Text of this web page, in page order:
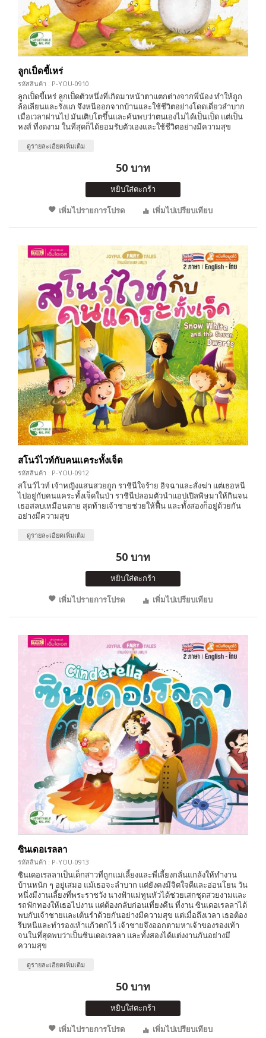
ลูกเป็ดขี้เหร่
รหัสสินค้า : P-YOU-0910
ลูกเป็ดขี้เหร่ ลูกเป็ดตัวหนึ่งที่เกิดมาหน้าตาแตกต่างจากพี่น้อง ทำให้ถูก
ล้อเลียนและรังแก จึงหนีออกจากบ้านและใช้ชีวิตอย่างโดดเดี่ยวลำบาก
เมื่อเวลาผ่านไป มันเติบโตขึ้นและค้นพบว่าตนเองไม่ได้เป็นเป็ด แต่เป็น
หงส์ ที่งดงาม ในที่สุดก็ได้ยอมรับตัวเองและใช้ชีวิตอย่างมีความสุข
ดูรายละเอียดเพิ่มเติม
50 บาท
หยิบใส่ตะกร้า
เพิ่มไปรายการโปรด
เพิ่มไปเปรียบเทียบ
สโนว์ไวท์กับคนแคระทั้งเจ็ด
รหัสสินค้า : P-YOU-0912
สโนว์ไวท์ เจ้าหญิงแสนสวยถูก ราชินีใจร้าย อิจฉาและสั่งฆ่า แต่เธอหนี
ไปอยู่กับคนแคระทั้งเจ็ดในป่า ราชินีปลอมตัวนำแอปเปิลพิษมาให้กินจน
เธอสลบเหมือนตาย สุดท้ายเจ้าชายช่วยให้ฟื้น และทั้งสองก็อยู่ด้วยกัน
อย่างมีความสุข
ดูรายละเอียดเพิ่มเติม
50 บาท
หยิบใส่ตะกร้า
เพิ่มไปรายการโปรด
เพิ่มไปเปรียบเทียบ
ซินเดอเรลลา
รหัสสินค้า : P-YOU-0913
ซินเดอเรลลาเป็นเด็กสาวที่ถูกแม่เลี้ยงและพี่เลี้ยงกลั่นแกล้งให้ทำงาน
บ้านหนัก ๆ อยู่เสมอ แม้เธอจะลำบาก แต่ยังคงมีจิตใจดีและอ่อนโยน วัน
หนึ่งมีงานเลี้ยงที่พระราชวัง นางฟ้าแม่ทูนหัวได้ช่วยเสกชุดสวยงามและ
รถฟักทองให้เธอไปงาน แต่ต้องกลับก่อนเที่ยงคืน ที่งาน ซินเดอเรลลาได้
พบกับเจ้าชายและเต้นรำด้วยกันอย่างมีความสุข แต่เมื่อถึงเวลา เธอต้อง
รีบหนีและทำรองเท้าแก้วตกไว้ เจ้าชายจึงออกตามหาเจ้าของรองเท้า
จนในที่สุดพบว่าเป็นซินเดอเรลลา และทั้งสองได้แต่งงานกันอย่างมี
ความสุข
ดูรายละเอียดเพิ่มเติม
50 บาท
หยิบใส่ตะกร้า
เพิ่มไปรายการโปรด
เพิ่มไปเปรียบเทียบ